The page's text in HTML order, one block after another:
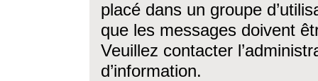
placé dans un groupe
que les messages doivent
Veuillez contacter
d’information.